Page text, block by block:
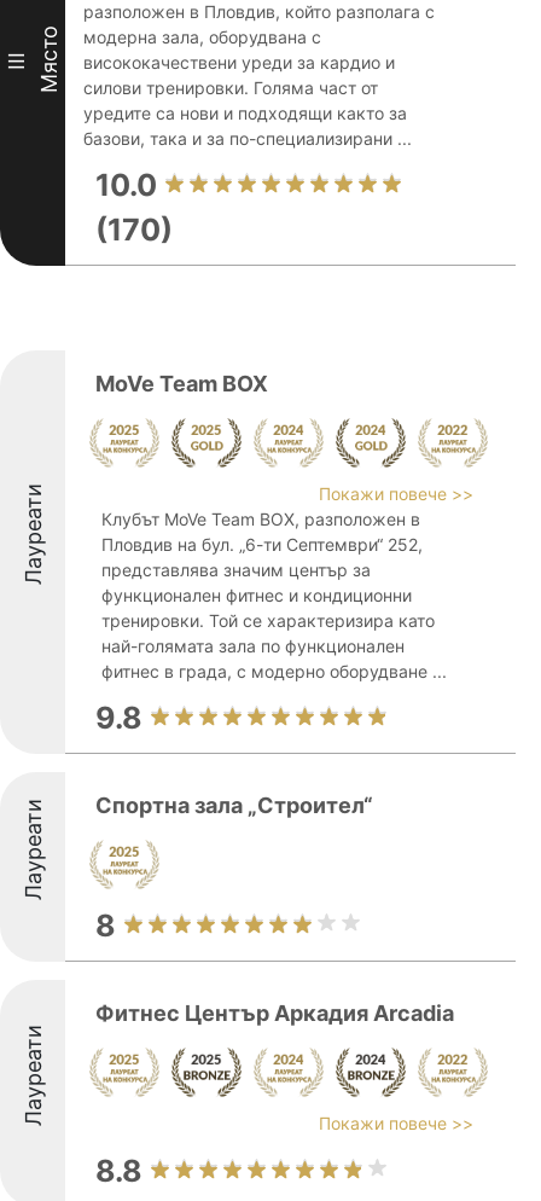
III Място
разположен в Пловдив, който разполага с
модерна зала, оборудвана с
висококачествени уреди за кардио и
силови тренировки. Голяма част от
уредите са нови и подходящи както за
базови, така и за по-специализирани ...
10.0
(170)
Лауреати
MoVe Team BOX
Покажи повече >>
Клубът MoVe Team BOX, разположен в
Пловдив на бул. „6-ти Септември“ 252,
представлява значим център за
функционален фитнес и кондиционни
тренировки. Той се характеризира като
най-голямата зала по функционален
фитнес в града, с модерно оборудване ...
9.8
Лауреати Спортна зала „Строител“
8
Лауреати
Фитнес Център Аркадия Arcadia
Покажи повече >>
8.8